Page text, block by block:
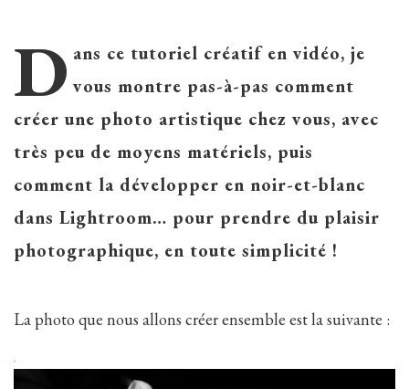
D ans ce tutoriel créatif en vidéo, je
vous montre pas-à-pas comment
créer une photo artistique chez vous, avec
très peu de moyens matériels, puis
comment la développer en noir-et-blanc
dans Lightroom… pour prendre du plaisir
photographique, en toute simplicité !
La photo que nous allons créer ensemble est la suivante :